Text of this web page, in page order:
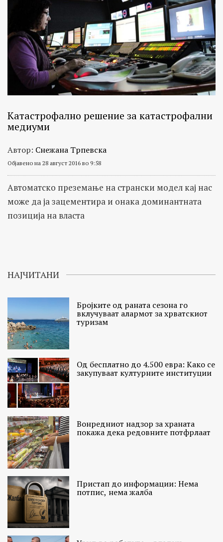
Катастрофално решение за катастрофални
медиуми
Автор: Снежана Трпевска
Објавено на 28 август 2016 во 9:58
Автоматско преземање на странски модел кај нас
може да ја зацементира и онака доминантната
позиција на власта
НАЈЧИТАНИ
Бројките од раната сезона го
вклучуваат алармот за хрватскиот
туризам
Од бесплатно до 4.500 евра: Како се
закупуваат културните институции
Вонредниот надзор за храната
покажа дека редовните потфрлаат
Пристап до информации: Нема
потпис, нема жалба